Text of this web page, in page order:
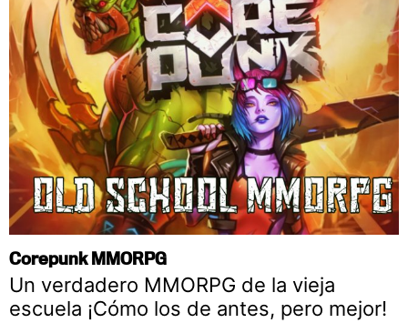
Corepunk MMORPG
Un verdadero MMORPG de la vieja
escuela ¡Cómo los de antes, pero mejor!